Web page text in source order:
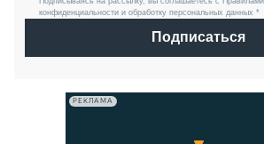
конфиденциальности и обработку персональных данных *
Подписаться
РЕКЛАМА